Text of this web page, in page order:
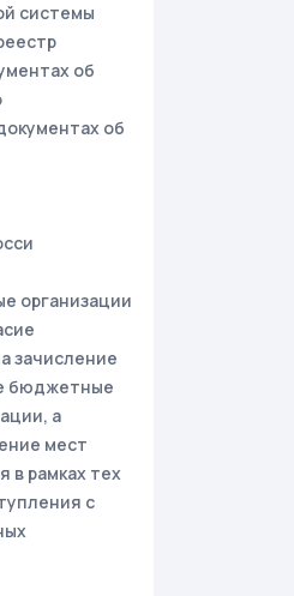
системы
об
об
организации
зачисление
бюджетные
а
мест
в рамках тех
с